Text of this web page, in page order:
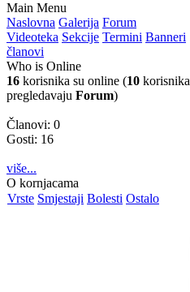
Main Menu
Naslovna Galerija Forum
Videoteka Sekcije Termini Banneri
članovi
Who is Online
16 korisnika su online (10 korisnika
pregledavaju Forum)
Članovi: 0
Gosti: 16
više...
O kornjacama
Vrste Smjestaji Bolesti Ostalo